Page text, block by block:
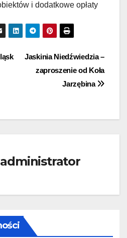
i dodatkowe opłaty
Jaskinia Niedźwiedzia –
zaproszenie od Koła
Jarzębina
administrator